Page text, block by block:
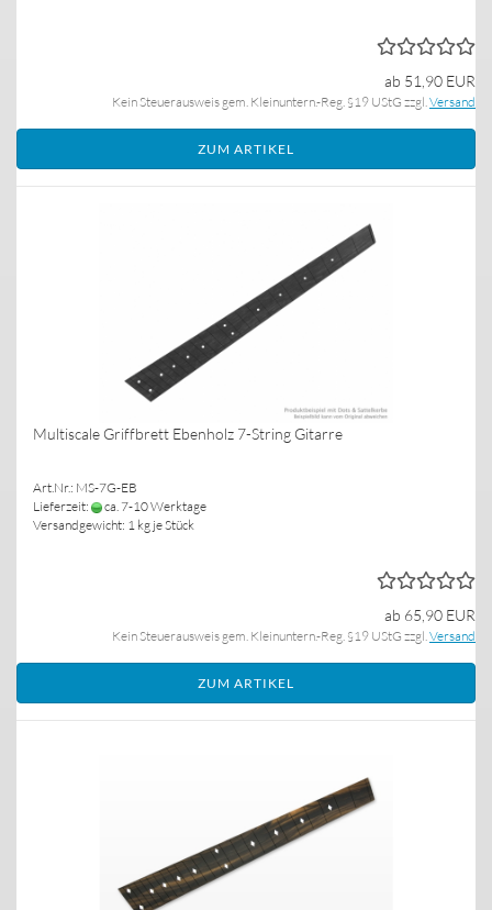
ab 51,90 EUR
Kein Steuerausweis gem. Kleinuntern.-Reg. §19 UStG zzgl. Versand
ZUM ARTIKEL
Multiscale Griffbrett Ebenholz 7-String Gitarre
Art.Nr.: MS-7G-EB
Lieferzeit:
ca. 7-10 Werktage
Versandgewicht: 1 kg je Stück
ab 65,90 EUR
Kein Steuerausweis gem. Kleinuntern.-Reg. §19 UStG zzgl. Versand
ZUM ARTIKEL